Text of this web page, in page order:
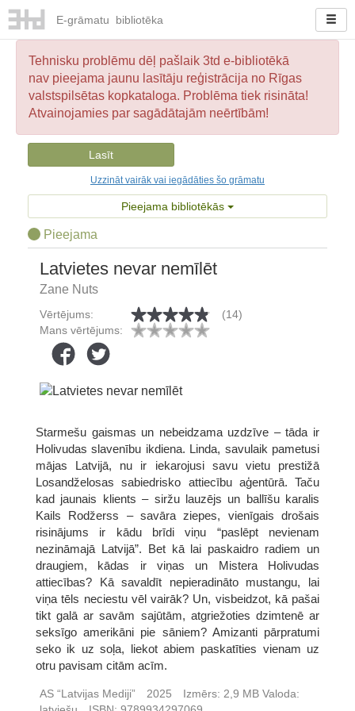
E-grāmatu bibliotēka
Tehnisku problēmu dēļ pašlaik 3td e-bibliotēkā
nav pieejama jaunu lasītāju reģistrācija no Rīgas
valstspilsētas kopkataloga. Problēma tiek risināta!
Atvainojamies par sagādātajām neērtībām!
Lasīt
Uzzināt vairāk vai iegādāties šo grāmatu
Pieejama bibliotēkās
Pieejama
Latvietes nevar nemīlēt
Zane Nuts
Vērtējums:
(14)
Mans vērtējums:
Starmešu gaismas un nebeidzama uzdzīve – tāda ir
Holivudas slavenību ikdiena. Linda, savulaik pametusi
mājas Latvijā, nu ir iekarojusi savu vietu prestižā
Losandželosas sabiedrisko attiecību aģentūrā. Taču
kad jaunais klients – siržu lauzējs un ballīšu karalis
Kails Rodžerss – savāra ziepes, vienīgais drošais
risinājums ir kādu brīdi viņu “paslēpt nevienam
nezināmajā Latvijā”. Bet kā lai paskaidro radiem un
draugiem, kādas ir viņas un Mistera Holivudas
attiecības? Kā savaldīt nepieradināto mustangu, lai
viņa tēls neciestu vēl vairāk? Un, visbeidzot, kā pašai
tikt galā ar savām sajūtām, atgriežoties dzimtenē ar
seksīgo amerikāni pie sāniem? Amizanti pārpratumi
seko ik uz soļa, liekot abiem paskatīties vienam uz
otru pavisam citām acīm.
AS “Latvijas Mediji” 2025 Izmērs: 2,9 MB Valoda: